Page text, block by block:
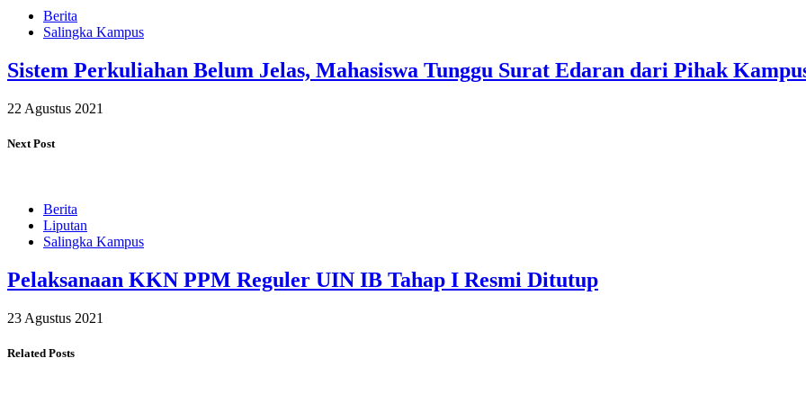
Berita
Salingka Kampus
Sistem Perkuliahan Belum Jelas, Mahasiswa Tunggu Surat Edaran dari Pihak
22 Agustus 2021
Next Post
Berita
Liputan
Salingka Kampus
Pelaksanaan KKN PPM Reguler UIN IB Tahap I Resmi Ditutup
23 Agustus 2021
Related Posts